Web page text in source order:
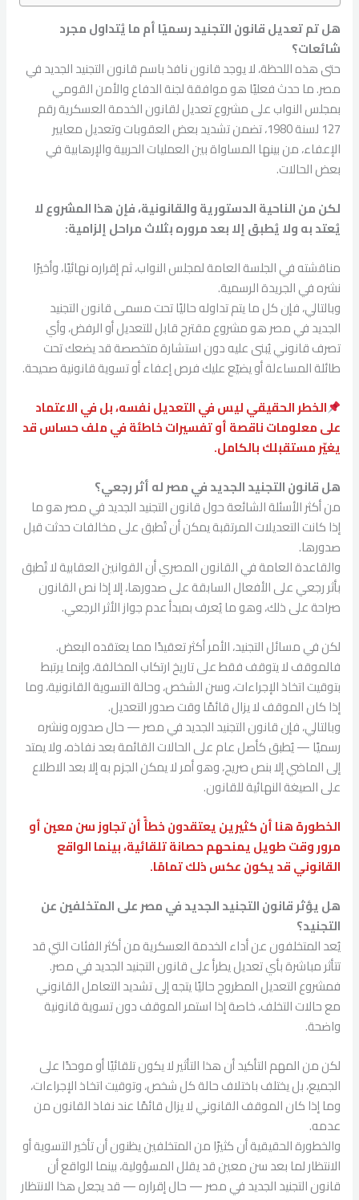
هل تم تعديل قانون التجنيد رسميًا أم ما يُتداول مجرد
شائعات؟
حتى هذه اللحظة، لا يوجد قانون نافذ باسم قانون التجنيد الجديد في
مصر. ما حدث فعليًا هو موافقة لجنة الدفاع والأمن القومي
بمجلس النواب على مشروع تعديل لقانون الخدمة العسكرية رقم
127 لسنة 1980، تضمن تشديد بعض العقوبات وتعديل معايير
الإعفاء، من بينها المساواة بين العمليات الحربية والإرهابية في
بعض الحالات.
لكن من الناحية الدستورية والقانونية، فإن هذا المشروع لا
يُعتد به ولا يُطبق إلا بعد مروره بثلاث مراحل إلزامية:
مناقشته في الجلسة العامة لمجلس النواب، ثم إقراره نهائيًا، وأخيرًا
نشره في الجريدة الرسمية.
وبالتالي، فإن كل ما يتم تداوله حاليًا تحت مسمى قانون التجنيد
الجديد في مصر هو مشروع مقترح قابل للتعديل أو الرفض، وأي
تصرف قانوني يُبنى عليه دون استشارة متخصصة قد يضعك تحت
طائلة المساءلة أو يضيّع عليك فرص إعفاء أو تسوية قانونية صحيحة.
الخطر الحقيقي ليس في التعديل نفسه، بل في الاعتماد
على معلومات ناقصة أو تفسيرات خاطئة في ملف حساس قد
يغيّر مستقبلك بالكامل.
هل قانون التجنيد الجديد في مصر له أثر رجعي؟
من أكثر الأسئلة الشائعة حول قانون التجنيد الجديد في مصر هو ما
إذا كانت التعديلات المرتقبة يمكن أن تُطبق على مخالفات حدثت قبل
صدورها.
والقاعدة العامة في القانون المصري أن القوانين العقابية لا تُطبق
بأثر رجعي على الأفعال السابقة على صدورها، إلا إذا نص القانون
صراحة على ذلك، وهو ما يُعرف بمبدأ عدم جواز الأثر الرجعي.
لكن في مسائل التجنيد، الأمر أكثر تعقيدًا مما يعتقده البعض.
فالموقف لا يتوقف فقط على تاريخ ارتكاب المخالفة، وإنما يرتبط
بتوقيت اتخاذ الإجراءات، وسن الشخص، وحالة التسوية القانونية، وما
إذا كان الموقف لا يزال قائمًا وقت صدور التعديل.
وبالتالي، فإن قانون التجنيد الجديد في مصر — حال صدوره ونشره
رسميًا — يُطبق كأصل عام على الحالات القائمة بعد نفاذه، ولا يمتد
إلى الماضي إلا بنص صريح، وهو أمر لا يمكن الجزم به إلا بعد الاطلاع
على الصيغة النهائية للقانون.
الخطورة هنا أن كثيرين يعتقدون خطأً أن تجاوز سن معين أو
مرور وقت طويل يمنحهم حصانة تلقائية، بينما الواقع
القانوني قد يكون عكس ذلك تمامًا.
هل يؤثر قانون التجنيد الجديد في مصر على المتخلفين عن
التجنيد؟
يُعد المتخلفون عن أداء الخدمة العسكرية من أكثر الفئات التي قد
تتأثر مباشرة بأي تعديل يطرأ على قانون التجنيد الجديد في مصر.
فمشروع التعديل المطروح حاليًا يتجه إلى تشديد التعامل القانوني
مع حالات التخلف، خاصة إذا استمر الموقف دون تسوية قانونية
واضحة.
لكن من المهم التأكيد أن هذا التأثير لا يكون تلقائيًا أو موحدًا على
الجميع، بل يختلف باختلاف حالة كل شخص، وتوقيت اتخاذ الإجراءات،
وما إذا كان الموقف القانوني لا يزال قائمًا عند نفاذ القانون من
عدمه.
والخطورة الحقيقية أن كثيرًا من المتخلفين يظنون أن تأخير التسوية أو
الانتظار لما بعد سن معين قد يقلل المسؤولية، بينما الواقع أن
قانون التجنيد الجديد في مصر — حال إقراره — قد يجعل هذا الانتظار